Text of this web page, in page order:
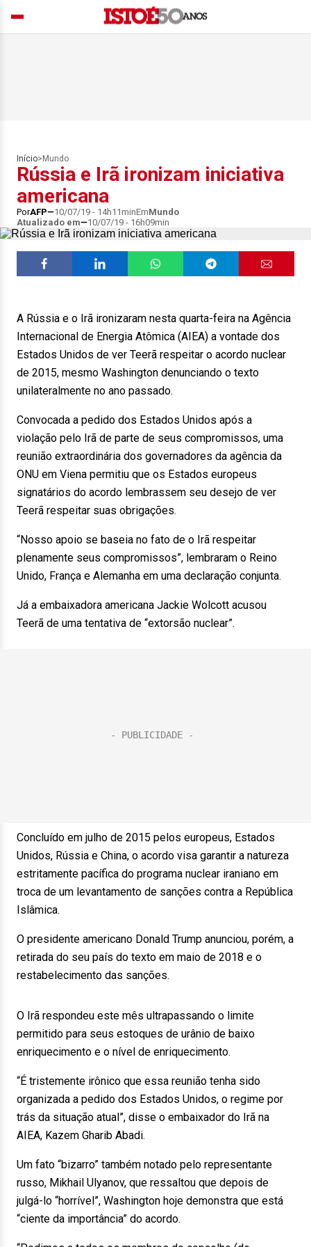
Início> Mundo
Rússia e Irã ironizam iniciativa
americana
PorAFP 10/07/19 - 14h11minEmMundo
Atualizado em
10/07/19 - 16h09min
A Rússia e o Irã ironizaram nesta quarta-feira na Agência
Internacional de Energia Atômica (AIEA) a vontade dos
Estados Unidos de ver Teerã respeitar o acordo nuclear
de 2015, mesmo Washington denunciando o texto
unilateralmente no ano passado.
Convocada a pedido dos Estados Unidos após a
violação pelo Irã de parte de seus compromissos, uma
reunião extraordinária dos governadores da agência da
ONU em Viena permitiu que os Estados europeus
signatários do acordo lembrassem seu desejo de ver
Teerã respeitar suas obrigações.
“Nosso apoio se baseia no fato de o Irã respeitar
plenamente seus compromissos”, lembraram o Reino
Unido, França e Alemanha em uma declaração conjunta.
Já a embaixadora americana Jackie Wolcott acusou
Teerã de uma tentativa de “extorsão nuclear”.
Concluído em julho de 2015 pelos europeus, Estados
Unidos, Rússia e China, o acordo visa garantir a natureza
estritamente pacífica do programa nuclear iraniano em
troca de um levantamento de sanções contra a República
Islâmica.
O presidente americano Donald Trump anunciou, porém, a
retirada do seu país do texto em maio de 2018 e o
restabelecimento das sanções.
O Irã respondeu este mês ultrapassando o limite
permitido para seus estoques de urânio de baixo
enriquecimento e o nível de enriquecimento.
“É tristemente irônico que essa reunião tenha sido
organizada a pedido dos Estados Unidos, o regime por
trás da situação atual”, disse o embaixador do Irã na
AIEA, Kazem Gharib Abadi.
Um fato “bizarro” também notado pelo representante
russo, Mikhail Ulyanov, que ressaltou que depois de
julgá-lo “horrível”, Washington hoje demonstra que está
“ciente da importância” do acordo.